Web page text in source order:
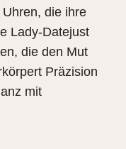
die ihre
Lady‑Datejust
die den Mut
Präzision
mit